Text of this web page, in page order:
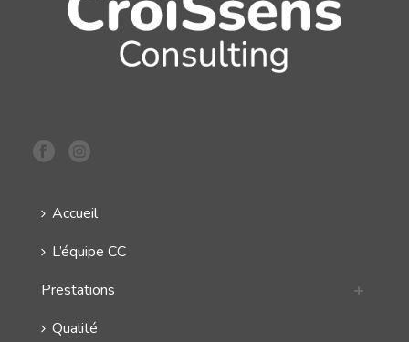
Accueil
L’équipe CC
Prestations
Qualité